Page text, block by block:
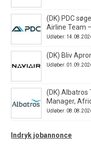
(DK) PDC
Airline Team
Udløber:
(DK) Bliv
Udløber:
(DK) Albatros
Manager,
Udløber:
Indryk jobannonce